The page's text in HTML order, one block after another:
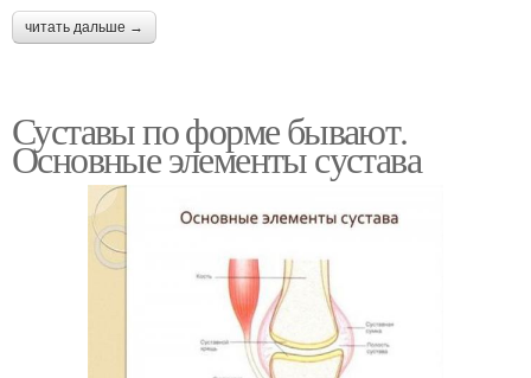
читать дальше →
Суставы по форме бывают.
Основные элементы сустава